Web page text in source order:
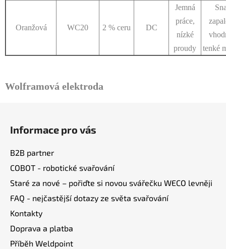
Oranžová WC20 2 % ceru DC
Jemná
práce,
nízké
proudy
tenké
Wolframová elektroda
Informace pro vás
B2B partner
COBOT - robotické svařování
Staré za nové – pořiďte si novou svářečku WECO levněji
FAQ - nejčastější dotazy ze světa svařování
Kontakty
Doprava a platba
Příběh Weldpoint